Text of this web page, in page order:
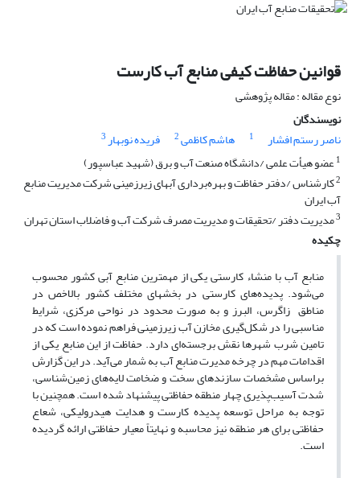
قوانین حفاظت کیفی منابع آب کارست
نوع مقاله : مقاله پژوهشی
نویسندگان
ناصر رستم افشار
1 هاشم کاظمی2 فریده نوبهار3
1عضو هیأت علمی /دانشگاه صنعت آب و برق (شهید عباسپور)
2کارشناس /دفتر حفاظت و بهره‌برداری آبهای زیرزمینی شرکت مدیریت منابع
آب ایران
3مدیریت دفتر /تحقیقات و مدیریت مصرف شرکت آب و فاضلاب استان تهران
چکیده
منابع آب با منشاء کارستی یکی از مهمترین منابع آبی کشور محسوب
می‌شود. پدیده‌های کارستی در بخشهای مختلف کشور بالاخص در
مناطق زاگرس، البرز و به صورت محدود در نواحی مرکزی، شرایط
مناسبی را در شکل‌گیری مخازن آب زیرزمینی فراهم نموده است که در
تامین شرب شهرها نقش برجسته‌ای دارد. حفاظت از این منابع یکی از
اقدامات مهم در چرخه مدیرت منابع آب به شمار می‌آید. در این گزارش
براساس مشخصات سازندهای سخت و ضخامت لایه‌های زمین‌شناسی،
شدت آسیب‌پذیری چهار منطقه حفاظتی پیشنهاد شده است. همچنین با
توجه به مراحل توسعه پدیده کارست و هدایت هیدرولیکی، شعاع
حفاظتی برای هر منطقه نیز محاسبه و نهایتاً معیار حفاظتی ارائه گردیده
است.